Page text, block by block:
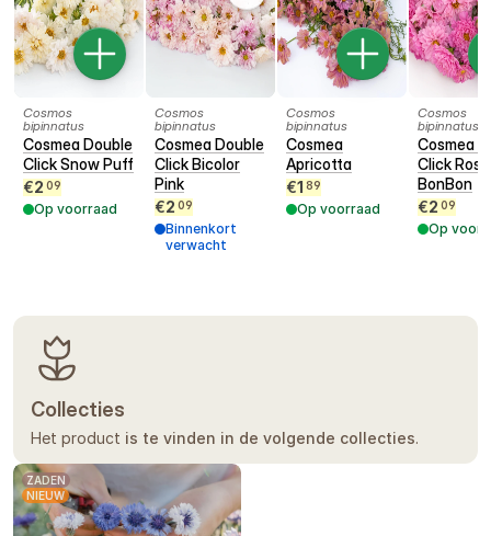
garantie.
Cosmos
bipinnatus
Cosmea Double
Click Snow Puff
€2 09
Op voorraad
Cosmos
bipinnatus
Cosmea Double
Click Bicolor
Pink
€2 09
Binnenkort
verwacht
Cosmos
bipinnatus
Cosmea
Apricotta
€1 89
Op voorraad
Cosmos
bipinnatus
Cosmea
Click Rose
BonBon
€2 09
Op
Collecties
Het product is te vinden in de volgende collecties.
ZADEN
NIEUW